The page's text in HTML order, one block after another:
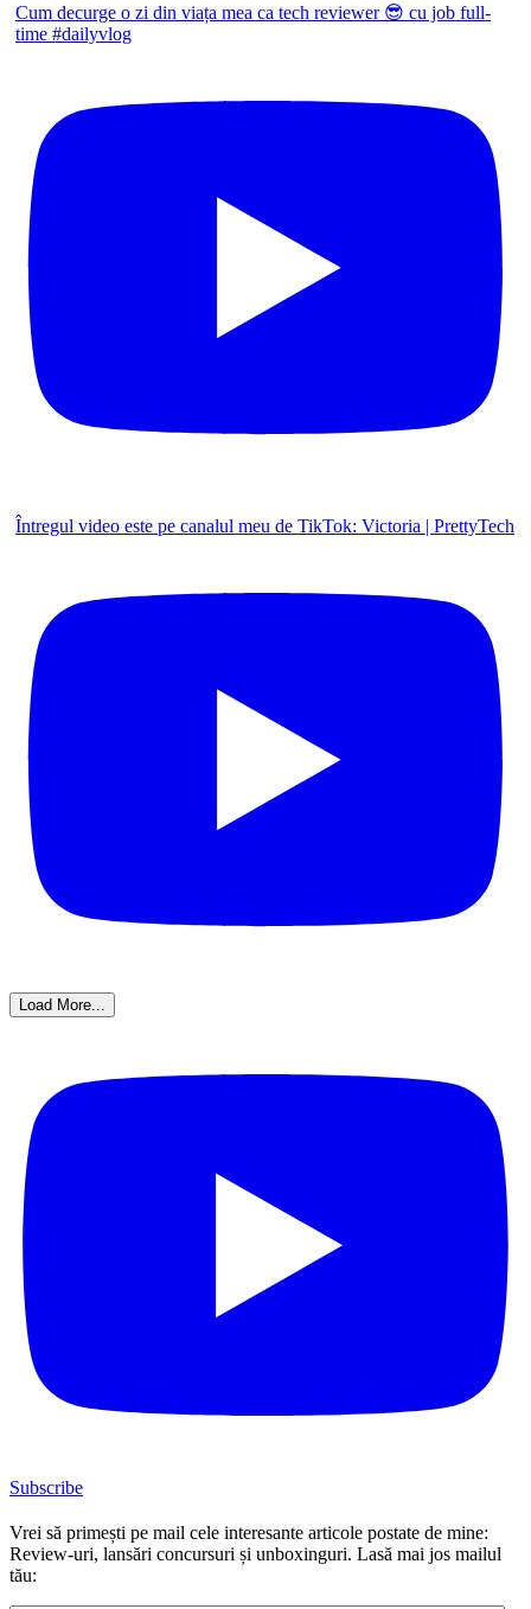
Cum decurge o zi din viața mea ca tech reviewer 😎 cu job full-
time #dailyvlog
Întregul video este pe canalul meu de TikTok: Victoria | PrettyTech
Load More...
Subscribe
Vrei să primești pe mail cele interesante articole postate de mine:
Review-uri, lansări concursuri și unboxinguri. Lasă mai jos mailul
tău: